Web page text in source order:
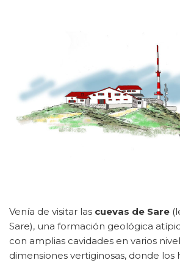
Venía de visitar las cuevas de Sare
Sare), una formación geológica
con amplias cavidades en varios
dimensiones vertiginosas, donde los